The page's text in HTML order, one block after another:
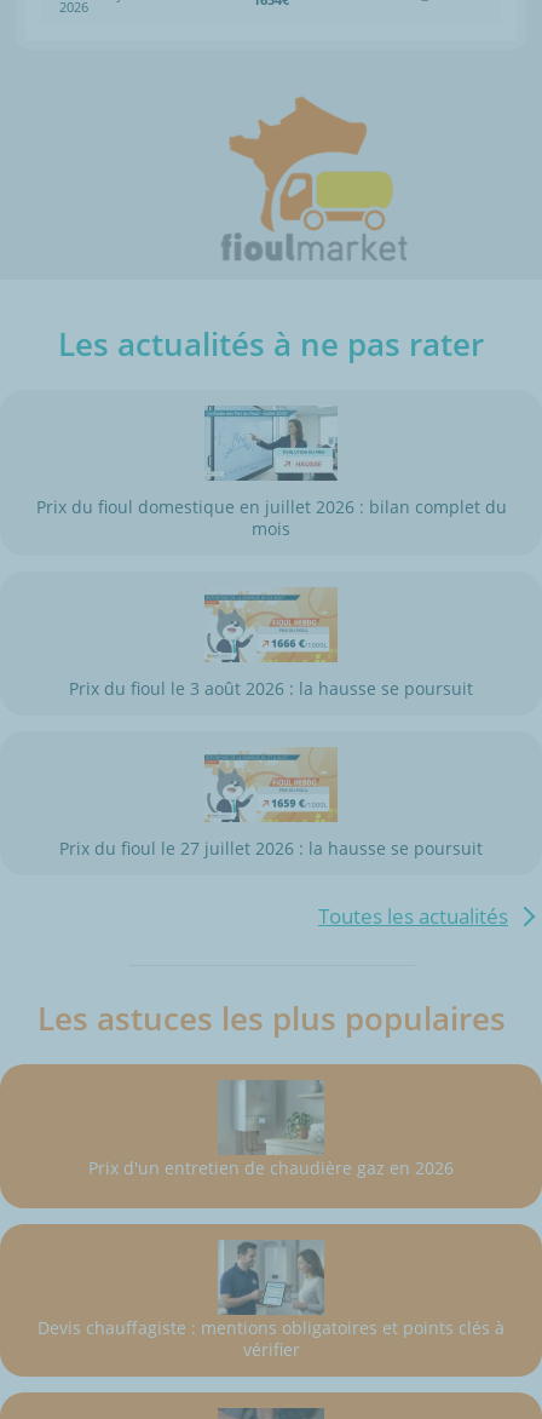
2026
Les actualités à ne pas rater
Prix du fioul domestique en juillet 2026 : bilan complet du
mois
Prix du fioul le 3 août 2026 : la hausse se poursuit
Prix du fioul le 27 juillet 2026 : la hausse se poursuit
Toutes les actualités
Les astuces les plus populaires
Prix d'un entretien de chaudière gaz en 2026
Devis chauffagiste : mentions obligatoires et points clés à
vérifier